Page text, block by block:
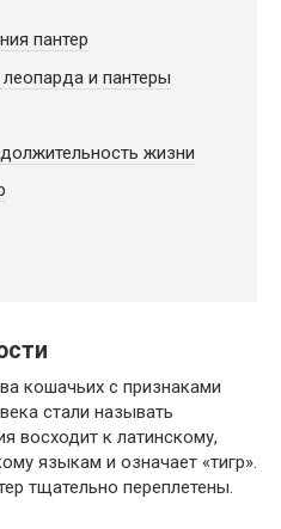
пантер
и пантеры
жизни
кошачьих с признаками
стали называть
восходит к латинскому,
языкам и означает «тигр».
тщательно переплетены.